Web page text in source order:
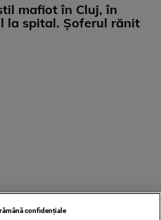
mafiot în Cluj, în
la spital. Șoferul rănit
confidențiale